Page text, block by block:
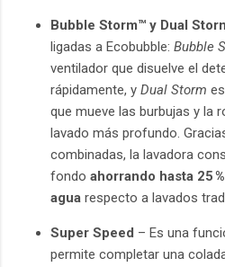
Bubble Storm™ y Dual
ligadas a Ecobubble: Bubble
ventilador que disuelve el
rápidamente, y Dual Storm
que mueve las burbujas y la
lavado más profundo.
combinadas, la lavadora
fondo ahorrando hasta 25
agua respecto a lavados
Super Speed – Es una
permite completar una